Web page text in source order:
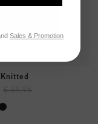
€ 89,95
Sales & Promotion